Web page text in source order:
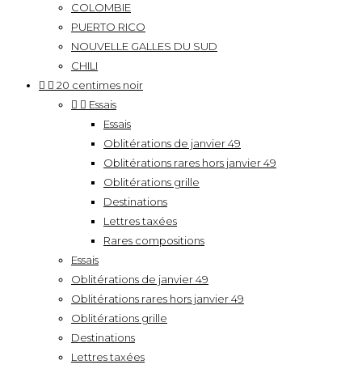
COLOMBIE
PUERTO RICO
NOUVELLE GALLES DU SUD
CHILI
  20 centimes noir
  Essais
Essais
Oblitérations de janvier 49
Oblitérations rares hors janvier 49
Oblitérations grille
Destinations
Lettres taxées
Rares compositions
Essais
Oblitérations de janvier 49
Oblitérations rares hors janvier 49
Oblitérations grille
Destinations
Lettres taxées